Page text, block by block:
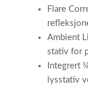
Flare
Ambient
stativ for
Integrert
lysstativ